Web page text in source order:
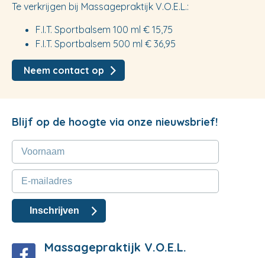
Te verkrijgen bij Massagepraktijk V.O.E.L.:
F.I.T. Sportbalsem 100 ml € 15,75
F.I.T. Sportbalsem 500 ml € 36,95
Neem contact op
Blijf op de hoogte via onze nieuwsbrief!
Massagepraktijk V.O.E.L.